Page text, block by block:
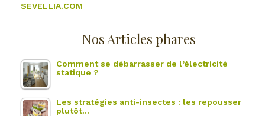
SEVELLIA.COM
Nos Articles phares
Comment se débarrasser de l’électricité
statique ?
Les stratégies anti-insectes : les repousser
plutôt…